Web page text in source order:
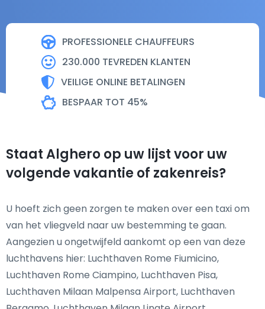
PROFESSIONELE CHAUFFEURS
230.000 TEVREDEN KLANTEN
VEILIGE ONLINE BETALINGEN
BESPAAR TOT 45%
Staat Alghero op uw lijst voor uw
volgende vakantie of zakenreis?
U hoeft zich geen zorgen te maken over een taxi om
van het vliegveld naar uw bestemming te gaan.
Aangezien u ongetwijfeld aankomt op een van deze
luchthavens hier: Luchthaven Rome Fiumicino,
Luchthaven Rome Ciampino, Luchthaven Pisa,
Luchthaven Milaan Malpensa Airport, Luchthaven